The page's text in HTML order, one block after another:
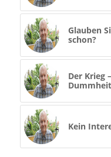
Glauben
schon?
Der Krieg
Kein